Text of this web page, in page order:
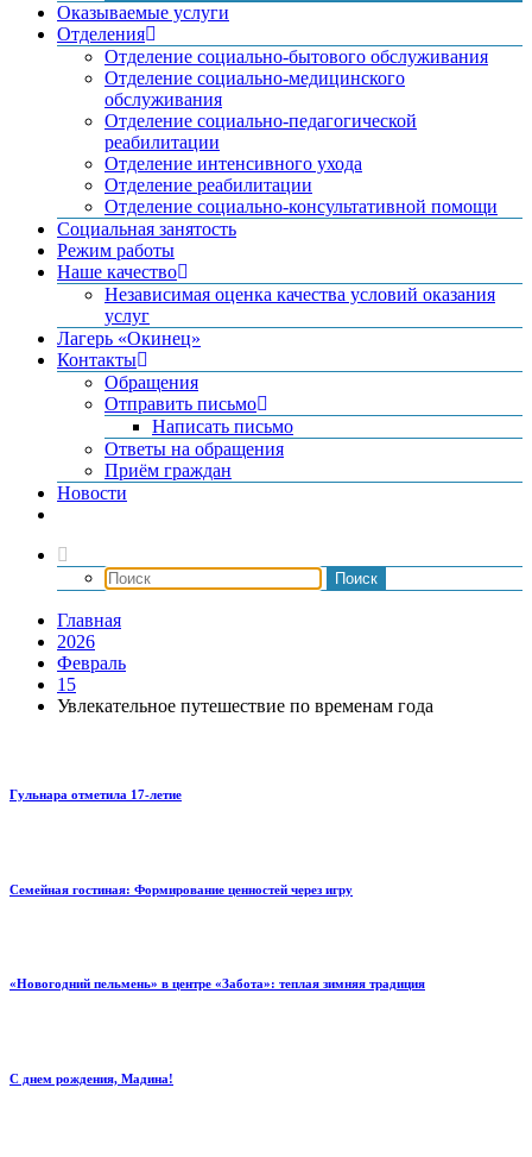
Оказываемые услуги
Отделения
Отделение социально-бытового обслуживания
Отделение социально-медицинского
обслуживания
Отделение социально-педагогической
реабилитации
Отделение интенсивного ухода
Отделение реабилитации
Отделение социально-консультативной помощи
Социальная занятость
Режим работы
Наше качество
Независимая оценка качества условий оказания
услуг
Лагерь «Окинец»
Контакты
Обращения
Отправить письмо
Написать письмо
Ответы на обращения
Приём граждан
Новости
Главная
2026
Февраль
15
Увлекательное путешествие по временам года
Гульнара отметила 17‑летие
Семейная гостиная: Формирование ценностей через игру
«Новогодний пельмень» в центре «Забота»: теплая зимняя традиция
С днем рождения, Мадина!